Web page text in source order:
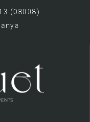
(08008)